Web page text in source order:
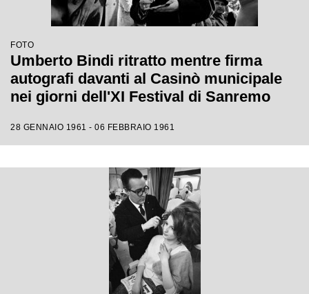
FOTO
Umberto Bindi ritratto mentre firma
autografi davanti al Casinò municipale
nei giorni dell'XI Festival di Sanremo
28 GENNAIO 1961 - 06 FEBBRAIO 1961